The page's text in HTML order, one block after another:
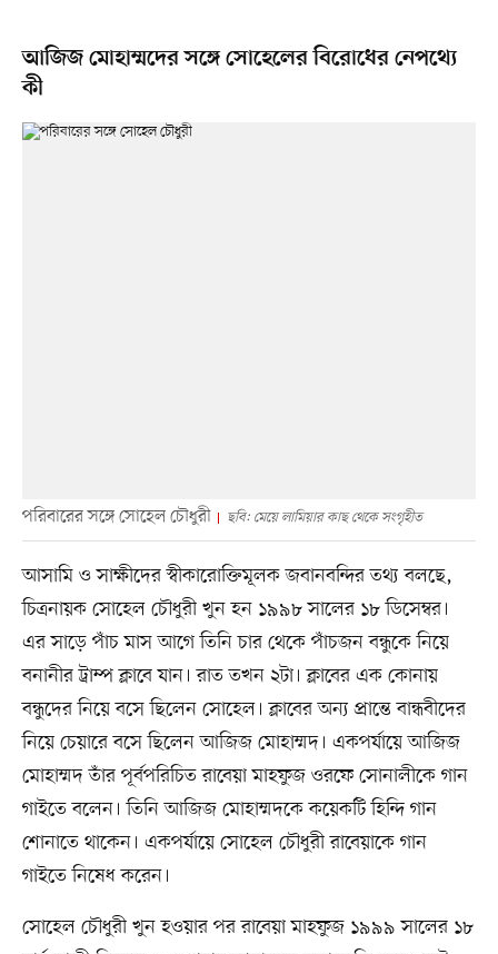
আজিজ মোহাম্মদের সঙ্গে সোহেলের বিরোধের নেপথ্যে
কী
পরিবারের সঙ্গে সোহেল চৌধুরী ছবি: মেয়ে লামিয়ার কাছ থেকে সংগৃহীত
আসামি ও সাক্ষীদের স্বীকারোক্তিমূলক জবানবন্দির তথ্য বলছে,
চিত্রনায়ক সোহেল চৌধুরী খুন হন ১৯৯৮ সালের ১৮ ডিসেম্বর।
এর সাড়ে পাঁচ মাস আগে তিনি চার থেকে পাঁচজন বন্ধুকে নিয়ে
বনানীর ট্রাম্প ক্লাবে যান। রাত তখন ২টা। ক্লাবের এক কোনায়
বন্ধুদের নিয়ে বসে ছিলেন সোহেল। ক্লাবের অন্য প্রান্তে বান্ধবীদের
নিয়ে চেয়ারে বসে ছিলেন আজিজ মোহাম্মদ। একপর্যায়ে আজিজ
মোহাম্মদ তাঁর পূর্বপরিচিত রাবেয়া মাহফুজ ওরফে সোনালীকে গান
গাইতে বলেন। তিনি আজিজ মোহাম্মদকে কয়েকটি হিন্দি গান
শোনাতে থাকেন। একপর্যায়ে সোহেল চৌধুরী রাবেয়াকে গান
গাইতে নিষেধ করেন।
সোহেল চৌধুরী খুন হওয়ার পর রাবেয়া মাহফুজ ১৯৯৯ সালের ১৮